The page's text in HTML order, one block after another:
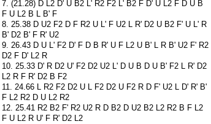
7. (21.28) D L2 D' U B2 L' R2 F2 L' B2 F D' U L2 F D U B
F U L2 B L B' F
8. 25.38 D U2 F2 D F R2 U L' F U2 L R' D2 U B2 F' U L' R
B' D2 B' F R' U2
9. 26.43 D U L' F2 D' F D B R' U F L2 U B' L R B' U2 F' R2
D2 F D' L2 R
10. 25.33 D' R D2 U' F2 D2 U2 L' D U B D U B' F2 L R' D2
L2 R F R' D2 B F2
11. 24.66 L R2 F2 D2 U L F2 D2 U F2 R D F' U2 L D' R' B'
F L2 R2 D U L2 R2
12. 25.41 R2 B2 F' R2 U2 R D B2 D U2 B2 L2 R2 B F L2
F U L2 R U' F R' D2 L2